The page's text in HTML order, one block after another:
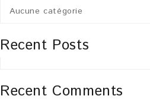
Aucune catégorie
Recent Posts
Recent Comments